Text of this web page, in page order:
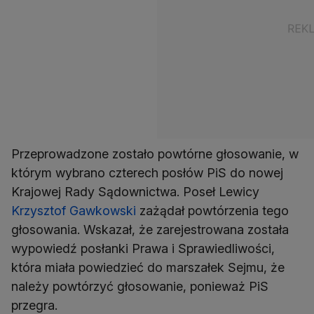
Przeprowadzone zostało powtórne głosowanie, w
którym wybrano czterech posłów PiS do nowej
Krajowej Rady Sądownictwa. Poseł Lewicy
Krzysztof Gawkowski zażądał powtórzenia tego
głosowania. Wskazał, że zarejestrowana została
wypowiedź posłanki Prawa i Sprawiedliwości,
która miała powiedzieć do marszałek Sejmu, że
należy powtórzyć głosowanie, ponieważ PiS
przegra.